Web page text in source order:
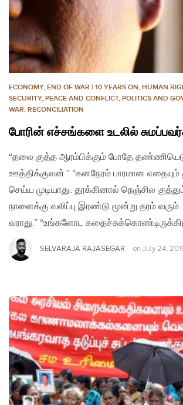
ECONOMY, END OF WAR | 10 YEARS ON, HUMAN
SECURITY, PEACE AND CONFLICT, POLITICS AND
WAR, RECONCILIATION
போரின் எச்சங்களை உடலில்
“தலை குத்த ஆரம்பிக்கும் போதே
ஊத்திக்குவன்.” “கனநேரம் பாரமான
செய்ய முடியாது. தூக்கினால் நெஞ்சில
நாளைக்கு வலிப்பு இரண்டு மூன்று தரம்
வராது.” “உங்களோட கதைச்சுக்கொண்டிருக்கிற
SELVARAJA RAJASEGAR on July 24,